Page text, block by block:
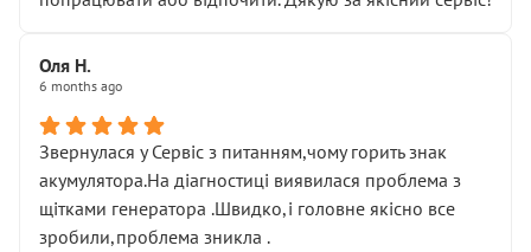
Оля Н.
6 months ago
Звернулася у Сервіс з питанням,чому горить знак
акумулятора.На діагностиці виявилася проблема з
щітками генератора .Швидко,і головне якісно все
зробили,проблема зникла .